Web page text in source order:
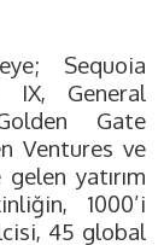
Sequoia
IX, General
Gate
Ventures ve
yatırım
1000’i
45 global